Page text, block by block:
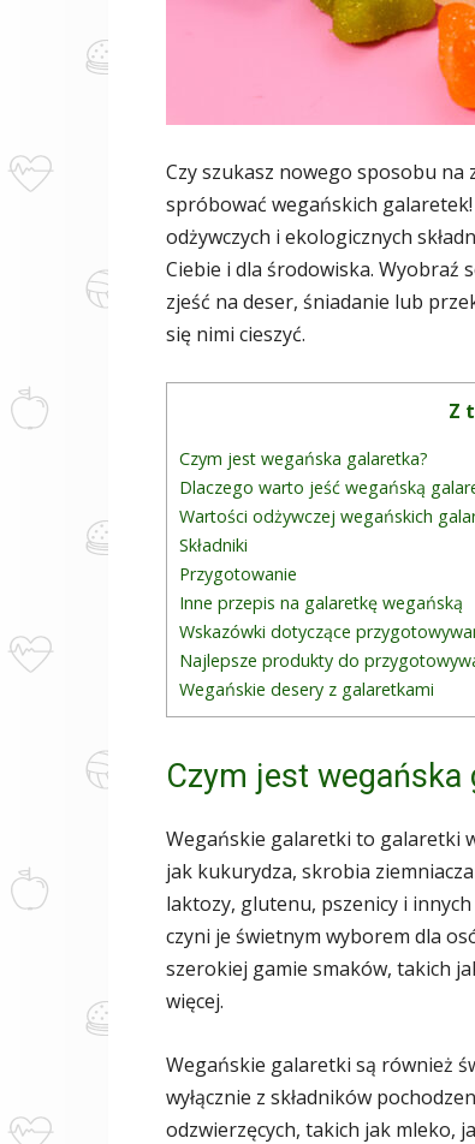
Czy szukasz nowego sposobu na
spróbować wegańskich
odżywczych i ekologicznych
Ciebie i dla środowiska. Wyobraź
zjeść na deser, śniadanie lub
się nimi cieszyć.
Z
Czym jest wegańska galaretka?
Dlaczego warto jeść wegańską
Wartości odżywczej wegańskich
Składniki
Przygotowanie
Inne przepis na galaretkę wegańską
Wskazówki dotyczące
Najlepsze produkty do
Wegańskie desery z galaretkami
Czym jest wegańska
Wegańskie galaretki to galaretki
jak kukurydza, skrobia
laktozy, glutenu, pszenicy i
czyni je świetnym wyborem dla
szerokiej gamie smaków, takich
więcej.
Wegańskie galaretki są również
wyłącznie z składników
odzwierzęcych, takich jak mleko,